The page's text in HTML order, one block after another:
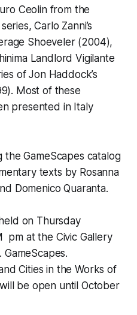
Ceolin from the
Carlo Zanni’s
Shoeveler (2004),
Landlord Vigilante
of Jon Haddock’s
Most of these
presented in Italy
the GameScapes catalog
texts by Rosanna
Domenico Quaranta.
on Thursday
pm at the Civic Gallery
GameScapes.
Cities in the Works of
be open until October